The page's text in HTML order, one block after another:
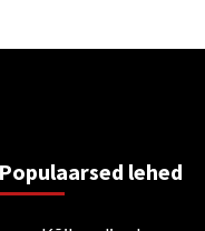
Populaarsed lehed